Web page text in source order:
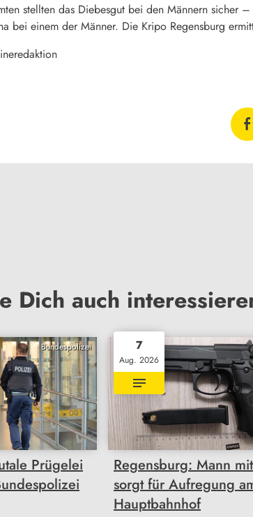
stellten das Diebesgut bei den Männern sicher
bei einem der Männer. Die Kripo Regensburg
Dich auch
Bundespolizei
Prügelei
7
Aug. 2026
Regensburg: Mann
sorgt für Aufregung
Hauptbahnhof